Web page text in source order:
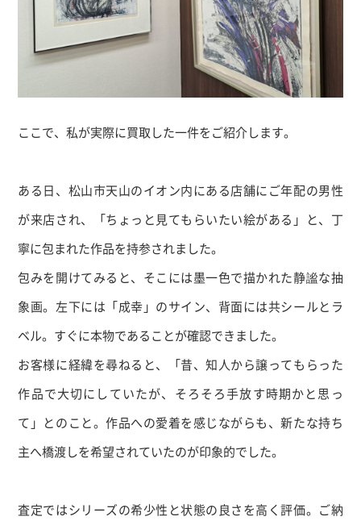
ここで、私が実際に買取した一件をご紹介します。
ある日、松山市天山のイオン内にある店舗にご年配の男性
が来店され、「ちょっと見てもらいたい絵がある」と、丁
寧に包まれた作品を持参されました。
包みを開けてみると、そこには墨一色で描かれた静謐な抽
象画。左下には「成幸」のサイン、背面には共シールとラ
ベル。すぐに本物であることが確認できました。
お客様に経緯を尋ねると、「昔、知人から譲ってもらった
作品で大切にしていたが、そろそろ手放す時期かと思っ
て」とのこと。作品への愛着を感じながらも、新たな持ち
主へ橋渡しを希望されていたのが印象的でした。
査定ではシリーズの希少性と状態の良さを高く評価。ご納